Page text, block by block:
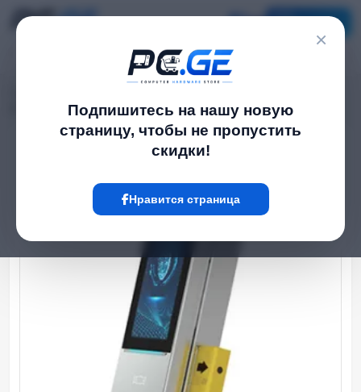
×
Подпишитесь на нашу новую
страницу, чтобы не пропустить
скидки!
Нравится страница
დაშვების Система ტემპერატურის დადგენის მოდულით